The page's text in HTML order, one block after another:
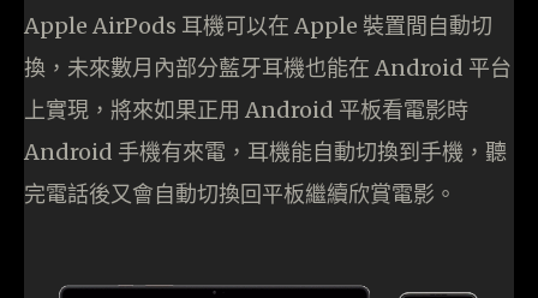
Apple AirPods 耳機可以在 Apple 裝置間自動切
換，未來數月內部分藍牙耳機也能在 Android 平台
上實現，將來如果正用 Android 平板看電影時
Android 手機有來電，耳機能自動切換到手機，聽
完電話後又會自動切換回平板繼續欣賞電影。